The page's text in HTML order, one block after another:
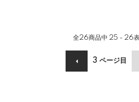
全26商品中 25 - 26
3 ページ目